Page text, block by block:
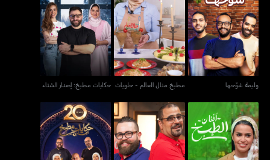
وليمة شوّحها
وليمة شوّحها
مطبخ منال العالم -
حلويات
مطبخ منال العالم - حلويات
حكايات مطبخ: إصدار
الشتاء
حكايات مطبخ: إصدار الشتاء
أفنان الطبخ حكاوي حكايات مطبخ